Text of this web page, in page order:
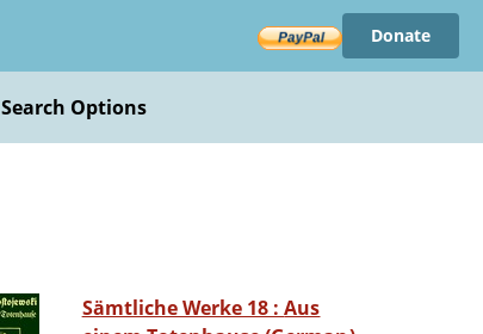
Donate
Search Options
Sämtliche Werke 18 : Aus